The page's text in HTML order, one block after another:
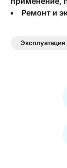
Ремонт и